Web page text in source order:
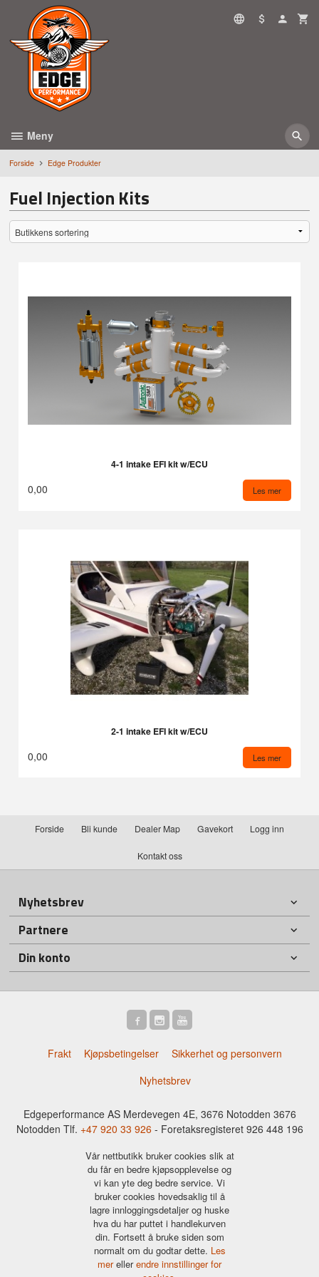
innholdet
Meny
Forside Edge Produkter
Fuel Injection Kits
4-1 intake EFI kit w/ECU
0,00 Les mer
2-1 intake EFI kit w/ECU
0,00 Les mer
Forside Bli kunde Dealer Map Gavekort Logg inn
Kontakt oss
Nyhetsbrev
Partnere
Din konto
Frakt Kjøpsbetingelser
Sikkerhet og personvern
Nyhetsbrev
Edgeperformance AS Merdevegen 4E, 3676 Notodden 3676
Notodden Tlf. +47 920 33 926 - Foretaksregisteret 926 448 196
Vår nettbutikk bruker cookies slik at
du får en bedre kjøpsopplevelse og
vi kan yte deg bedre service. Vi
bruker cookies hovedsaklig til å
lagre innloggingsdetaljer og huske
hva du har puttet i handlekurven
din. Fortsett å bruke siden som
normalt om du godtar dette. Les
merellerendre innstillinger for